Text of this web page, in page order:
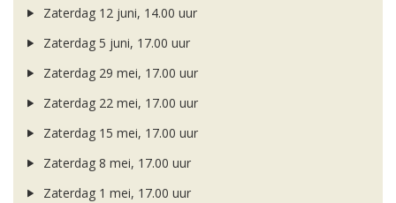
Zaterdag 12 juni, 14.00 uur
Zaterdag 5 juni, 17.00 uur
Zaterdag 29 mei, 17.00 uur
Zaterdag 22 mei, 17.00 uur
Zaterdag 15 mei, 17.00 uur
Zaterdag 8 mei, 17.00 uur
Zaterdag 1 mei, 17.00 uur